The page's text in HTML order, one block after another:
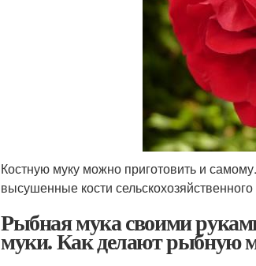
Костную муку можно приготовить и
высушенные кости
Рыбная мука своими
муки. Как делают рыбную